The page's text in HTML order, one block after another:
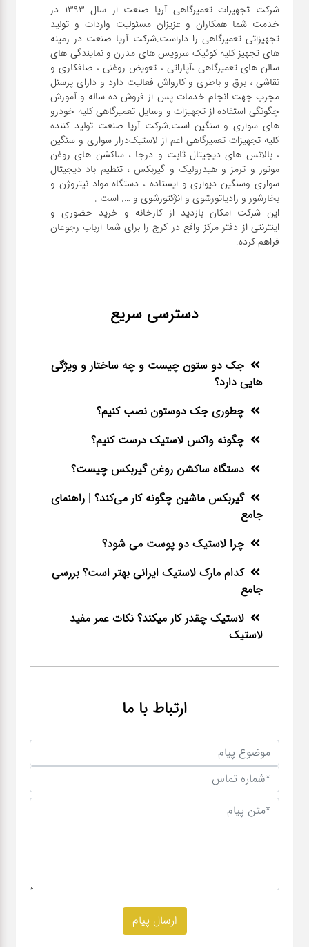
شرکت تجهیزات تعمیرگاهی آریا صنعت از سال ۱۳۹۳ در
خدمت شما همکاران و عزیزان مسئولیت واردات و تولید
تجهیزاتی تعمیرگاهی را داراست.شرکت آریا صنعت در زمینه
های تجهیز کلیه کوئیک سرویس های مدرن و نمایندگی های
سالن های تعمیرگاهی ،آپاراتی ، تعویض روغنی ، صافکاری و
نقاشی ، برق و باطری و کارواش فعالیت دارد و دارای پرسنل
مجرب جهت انجام خدمات پس از فروش ده ساله و آموزش
چگونگی استفاده از تجهیزات و وسایل تعمیرگاهی کلیه خودرو
های سواری و سنگین است.شرکت آریا صنعت تولید کننده
کلیه تجهیزات تعمیرگاهی اعم از لاستیک‌درار سواری و ‌سنگین
، بالانس های دیجیتال ثابت و درجا ، ساکشن های روغن
موتور و ترمز و هیدرولیک و گیربکس ، تنظیم باد دیجیتال
سواری و‌سنگین دیواری و ایستاده ، دستگاه مواد نیتروژن و
این شرکت امکان بازدید از کارخانه و خرید حضوری و
اینترنتی از دفتر مرکز واقع در کرج را برای شما ارباب رجوعان
فراهم کرده.
دسترسی سریع
جک دو ستون چیست و چه ساختار و ویژگی
هایی دارد؟
چطوری جک دوستون نصب کنیم؟
چگونه واکس لاستیک درست کنیم؟
دستگاه ساکشن روغن گیربکس چیست؟
گیربکس ماشین چگونه کار می‌کند؟ | راهنمای
جامع
چرا لاستیک دو پوست می شود؟
کدام مارک لاستیک ایرانی بهتر است؟ بررسی
جامع
لاستیک چقدر کار میکند؟ نکات عمر مفید
لاستیک
ارتباط با ما